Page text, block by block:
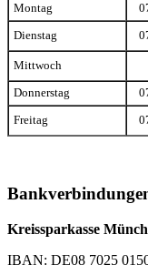
Montag
Dienstag
Mittwoch
Donnerstag
Freitag
Kreissparkasse
IBAN: DE08 7025